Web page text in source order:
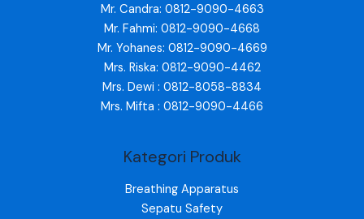
Mr. Candra: 0812-9090-4663
Mr. Fahmi: 0812-9090-4668
Mr. Yohanes: 0812-9090-4669
Mrs. Riska: 0812-9090-4462
Mrs. Dewi : 0812-8058-8834
Mrs. Mifta : 0812-9090-4466
Kategori Produk
Breathing Apparatus
Sepatu Safety